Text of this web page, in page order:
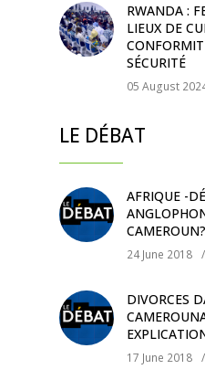
RWANDA :
LIEUX DE
SÉCURITÉ
05 August
LE DÉBAT
AFRIQUE -
CAMEROUN?
24 June 2018 /
DIVORCES
17 June 2018 /